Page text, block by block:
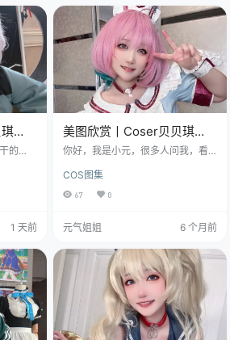
色
的
人人
是"微
，把话
装出
工反
1 天前
美图欣赏丨Coser贝贝琪
Becky:NO.041-璃亚梦[30P-
你好，我是小元，很多人问我，看
了，就是在看一种“还原”。 免费欣
赏：点击直达 贝贝琪Becky全集欣
亚梦》，这套图一共30张，体积14
凑数的“废片”。 璃亚梦这个角色，
在《偶像大s》里算是个异类。她不
是那种高高在上的圣人，而是一个
浑身缺点、天天喊着要“炎上”、甚…
COS图集
67 0
元气姐姐 6 个月前